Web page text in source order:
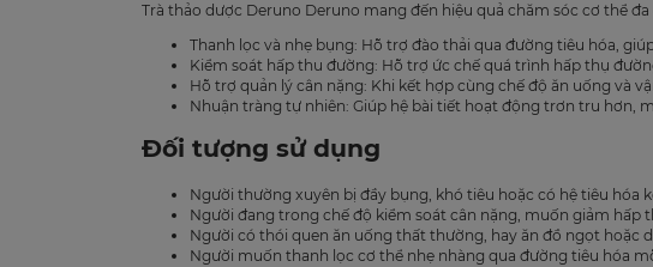
Trà thảo dược Deruno Deruno mang đến hiệu quả chăm sóc cơ thể đa
Thanh lọc và nhẹ bụng: Hỗ trợ đào thải qua đường tiêu hóa,
Kiểm soát hấp thu đường: Hỗ trợ ức chế quá trình hấp thụ
Hỗ trợ quản lý cân nặng: Khi kết hợp cùng chế độ ăn uống và
Nhuận tràng tự nhiên: Giúp hệ bài tiết hoạt động trơn tru hơn,
Đối tượng sử dụng
Người thường xuyên bị đầy bụng, khó tiêu hoặc có hệ tiêu hóa
Người đang trong chế độ kiểm soát cân nặng, muốn giảm hấp
Người có thói quen ăn uống thất thường, hay ăn đồ ngọt hoặc
Người muốn thanh lọc cơ thể nhẹ nhàng qua đường tiêu hóa